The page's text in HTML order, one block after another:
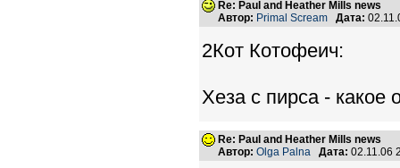
Re: Paul and Heather Mills news
Автор: Primal Scream Дата:
2Кот Котофеич:
Хеза с пирса - какое
Re: Paul and Heather Mills news
Автор: Olga Palna Дата: 02.11.06